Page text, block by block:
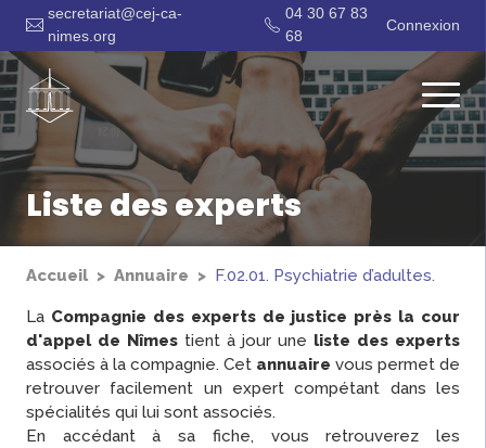
secretariat@cej-ca-
nimes.org
04 30 67 83
68
Connexion
Liste des experts
Accueil Annuaire F.02.01. Psychiatrie d’adultes.
La Compagnie des experts de justice près la cour
d'appel de Nîmes tient à jour une liste des experts
associés à la compagnie. Cet annuaire vous permet de
retrouver facilement un expert compétant dans les
spécialités qui lui sont associés.
En accédant à sa fiche, vous retrouverez les